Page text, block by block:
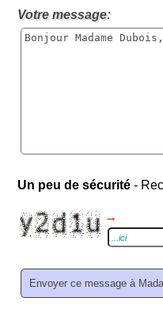
Votre message:
Un peu de sécurité -
→